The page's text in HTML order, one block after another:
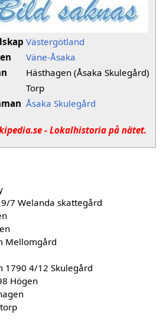
Västergötland
Väne-Åsaka
Hästhagen (Åsaka Skulegård)
Torp
Åsaka Skulegård
- Lokalhistoria på nätet.
7 Welanda skattegård
Mellomgård
1790 4/12 Skulegård
Högen